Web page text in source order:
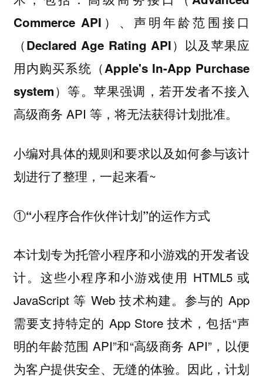
Commerce API）、声明年龄范围接口
（Declared Age Rating API）以及苹果应
用内购买系统（Apple's In-App Purchase
system）等。 苹果强调，若开发者不接入
高级商务 API 等，将无法获得计划批准。
小编对具体的规则和要求以及如何参与该计
划进行了整理，一起来看~
①“小程序合作伙伴计划”的运作方式
本计划专为托管小程序和小游戏的开发者设
计。 这些小程序和小游戏使用 HTML5 或
JavaScript 等 Web 技术构建。参与的 App
需要支持特定的 App Store 技术，包括“声
明的年龄范围 API”和“高级商务 API”，以便
为客户提供安全、无缝的体验。因此，计划